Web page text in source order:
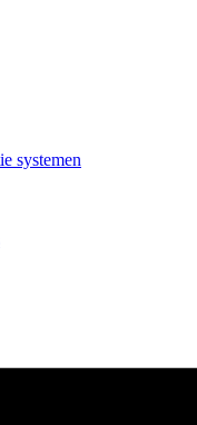
systemen